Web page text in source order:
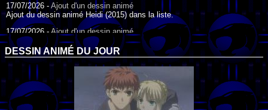
17/07/2026 - Ajout d'un dessin animé
Ajout du dessin animé Heidi (2015) dans la liste.
17/07/2026 - Ajout d'un dessin animé
Ajout du dessin animé Heidi (1995) dans la liste.
09/07/2026 -Ajout d'un dessin animé
Ajout du dessin animé Genki l'Aventurier de la Chance (2006) dans la
04/07/2026 -Ajout d'un dessin animé
Ajout du dessin animé Vilain Petit Canard (2000) dans la liste.
DESSIN ANIMÉ DU JOUR